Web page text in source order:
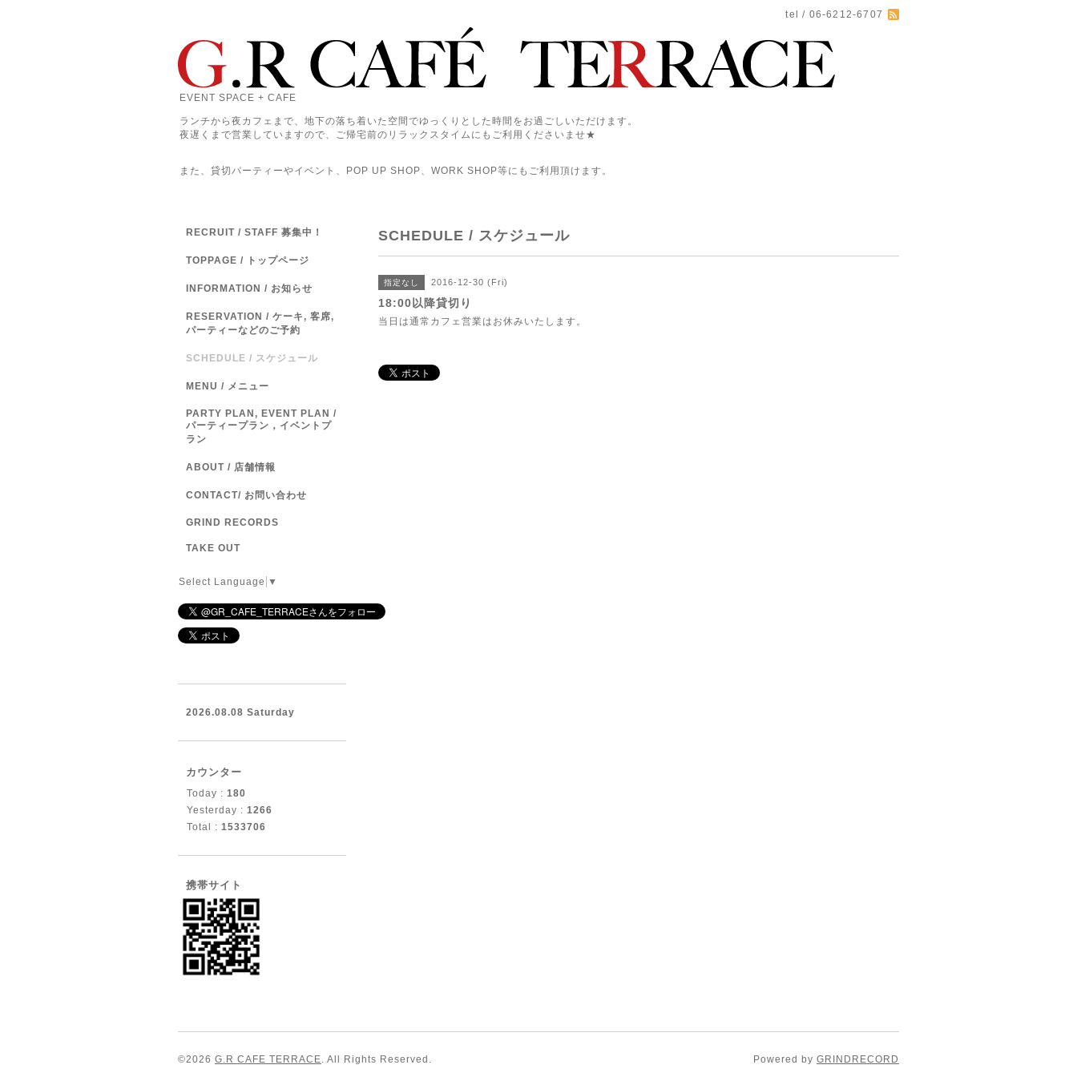
tel / 06-6212-6707
EVENT SPACE + CAFE
ランチから夜カフェまで、地下の落ち着いた空間でゆっくりとした時間をお過ごしいただけます。
夜遅くまで営業していますので、ご帰宅前のリラックスタイムにもご利用くださいませ★
また、貸切パーティーやイベント、POP UP SHOP、WORK SHOP等にもご利用頂けます。
SCHEDULE / スケジュール
指定なし 2016-12-30 (Fri)
18:00以降貸切り
当日は通常カフェ営業はお休みいたします。
RECRUIT / STAFF 募集中！
TOPPAGE / トップページ
INFORMATION / お知らせ
RESERVATION / ケーキ, 客席,
パーティーなどのご予約
SCHEDULE / スケジュール
MENU / メニュー
PARTY PLAN, EVENT PLAN /
パーティープラン，イベントプ
ラン
ABOUT / 店舗情報
CONTACT/ お問い合わせ
GRIND RECORDS
TAKE OUT
Select Language ▼
2026.08.08 Saturday
カウンター
Today : 180
Yesterday : 1266
Total : 1533706
携帯サイト
©2026 G.R CAFE TERRACE. All Rights Reserved. Powered by GRINDRECORD